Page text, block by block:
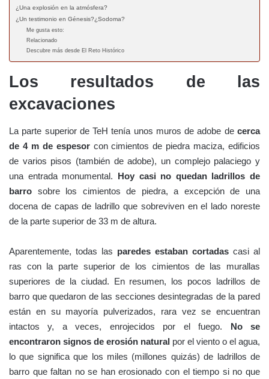
¿Una explosión en la atmósfera?
¿Un testimonio en Génesis?¿Sodoma?
Me gusta esto:
Relacionado
Descubre más desde El Reto Histórico
Los resultados de las
excavaciones
La parte superior de TeH tenía unos muros de adobe de cerca
de 4 m de espesorcon cimientos de piedra maciza, edificios
de varios pisos (también de adobe), un complejo palaciego y
una entrada monumental. Hoy casi no quedan ladrillos de
barro sobre los cimientos de piedra, a excepción de una
docena de capas de ladrillo que sobreviven en el lado noreste
de la parte superior de 33 m de altura.
Aparentemente, todas las paredes estaban cortadas casi al
ras con la parte superior de los cimientos de las murallas
superiores de la ciudad. En resumen, los pocos ladrillos de
barro que quedaron de las secciones desintegradas de la pared
están en su mayoría pulverizados, rara vez se encuentran
intactos y, a veces, enrojecidos por el fuego. No se
encontraron signos de erosión natural por el viento o el agua,
lo que significa que los miles (millones quizás) de ladrillos de
barro que faltan no se han erosionado con el tiempo si no que